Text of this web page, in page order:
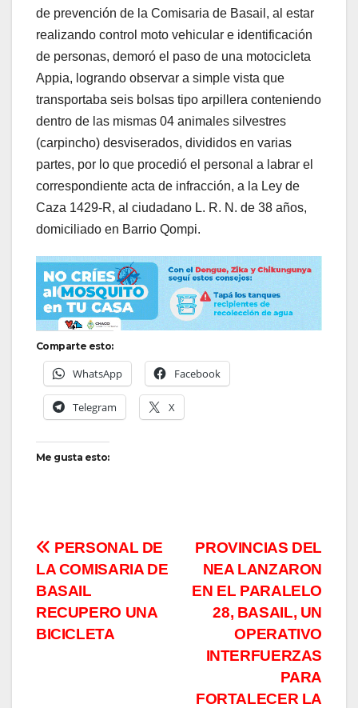
de prevención de la Comisaria de Basail, al estar
realizando control moto vehicular e identificación
de personas, demoró el paso de una motocicleta
Appia, logrando observar a simple vista que
transportaba seis bolsas tipo arpillera conteniendo
dentro de las mismas 04 animales silvestres
(carpincho) desviserados, divididos en varias
partes, por lo que procedió el personal a labrar el
correspondiente acta de infracción, a la Ley de
Caza 1429-R, al ciudadano L. R. N. de 38 años,
domiciliado en Barrio Qompi.
Comparte esto:
WhatsApp Facebook
Telegram X
Me gusta esto:
Navegación
de
entradas
PROVINCIAS DEL
NEA LANZARON
EN EL PARALELO
28, BASAIL, UN
OPERATIVO
INTERFUERZAS
PARA
FORTALECER LA
PERSONAL DE
LA COMISARIA DE
BASAIL
RECUPERO UNA
BICICLETA